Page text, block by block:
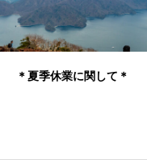
＊夏季休業に関して＊